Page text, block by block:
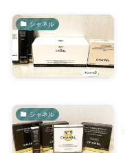
シャネル
シャネル